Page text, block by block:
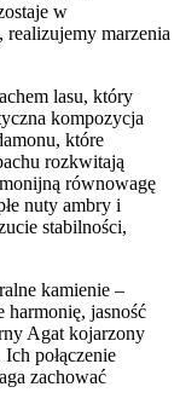
w
marzenia
lasu, który
kompozycja
które
rozkwitają
równowagę
nuty ambry i
stabilności,
kamienie –
harmonię, jasność
Agat kojarzony
połączenie
zachować